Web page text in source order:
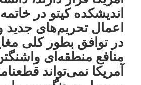
اندیشکده کیتو در
اعمال تحریم‌های جدید
در توافق بطور کلی
منافع منطقه‌ای
آمریکا نمی‌تواند